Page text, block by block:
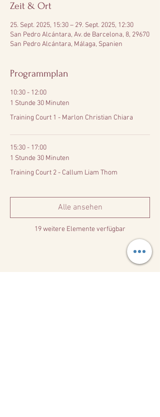
Zeit & Ort
25. Sept. 2025, 15:30 – 29. Sept. 2025, 12:30
San Pedro Alcántara, Av. de Barcelona, 8, 29670
San Pedro Alcántara, Málaga, Spanien
Programmplan
10:30 - 12:00
1 Stunde 30 Minuten
Training Court 1 - Marlon Christian Chiara
15:30 - 17:00
1 Stunde 30 Minuten
Training Court 2 - Callum Liam Thom
19 weitere Elemente verfügbar
Alle ansehen